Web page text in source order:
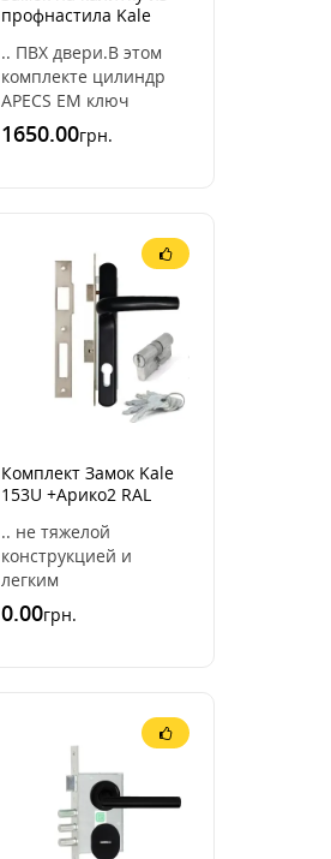
профнастила Kale
9006 [серый металик]
(комплект)
.. ПВХ двери.В этом
комплекте цилиндр
APECS EM ключ
тумблер (или ключ
ключ). он открывается
1650.00грн.
Комплект Замок Kale
153U +Арико2 RAL
.. не тяжелой
конструкцией и
легким
закрыванием.Покрытие:
цвет покрытия
0.00грн.